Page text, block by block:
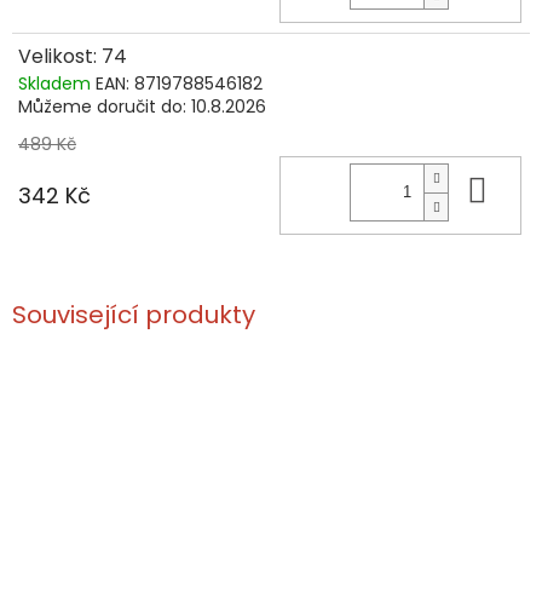
Velikost: 74
Skladem EAN: 8719788546182
Můžeme doručit do: 10.8.2026
489 Kč
342 Kč
Související produkty